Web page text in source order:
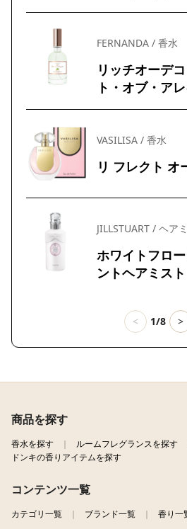
FERNANDA / 香水
リッチオーデ
ト・オブ・ア
VASILISA / 香水
リ フレクト オ
JILLSTUART / ヘア
ホワイトフロ
ントヘアミスト
< 1/8 >
商品を探す
香水を探す
ルームフレグランスを探す
ドンキの香りアイテムを探す
コンテンツ一覧
カテゴリ一覧 ブランド一覧 香り一